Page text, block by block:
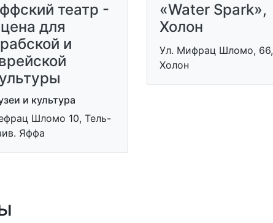
театр -
для
и
и культура
Шломо 10, Тель-
Яффа
«Water Spark»,
Холон
Ул. Мифрац Шломо, 66,
Холон